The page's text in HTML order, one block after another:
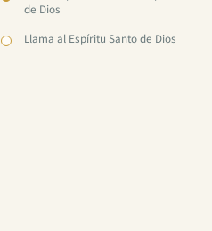
de Dios
Llama al Espíritu Santo de Dios